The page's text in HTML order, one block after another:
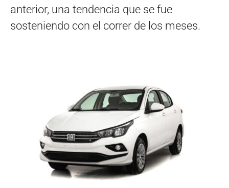
anterior, una tendencia que se fue
sosteniendo con el correr de los meses.